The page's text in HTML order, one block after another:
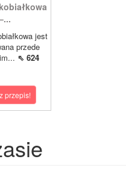
jest
przede
⇖ 624
przepis!